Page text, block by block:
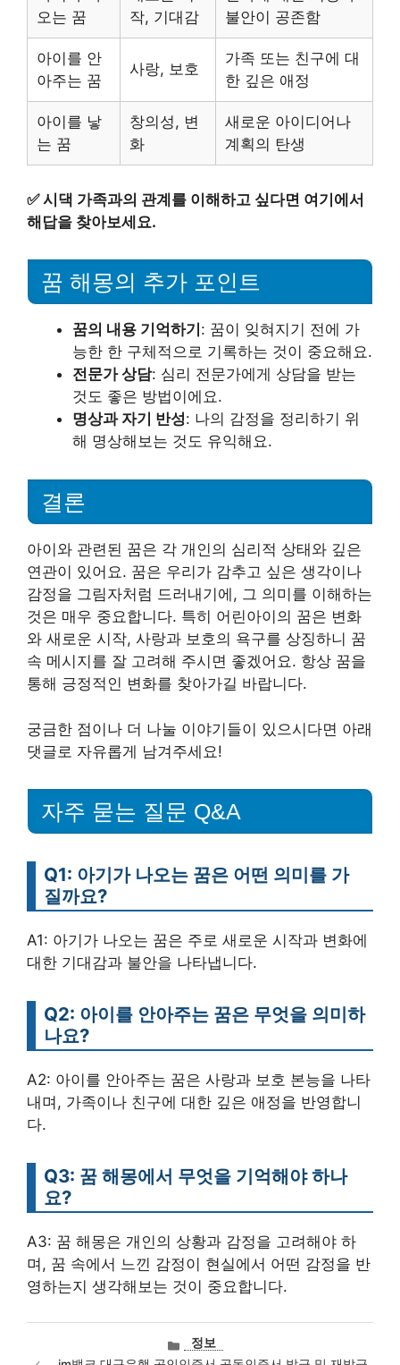
오는 꿈
작, 기대감
불안이 공존함
아이를 안
아주는 꿈
사랑, 보호
가족 또는 친구에 대
한 깊은 애정
아이를 낳
는 꿈
창의성, 변
화
새로운 아이디어나
계획의 탄생
✅시댁 가족과의 관계를 이해하고 싶다면 여기에서
해답을 찾아보세요.
꿈 해몽의 추가 포인트
꿈의 내용 기억하기 : 꿈이 잊혀지기 전에 가
능한 한 구체적으로 기록하는 것이 중요해요.
전문가 상담: 심리 전문가에게 상담을 받는
것도 좋은 방법이에요.
명상과 자기 반성: 나의 감정을 정리하기 위
해 명상해보는 것도 유익해요.
결론
아이와 관련된 꿈은 각 개인의 심리적 상태와 깊은
연관이 있어요. 꿈은 우리가 감추고 싶은 생각이나
감정을 그림자처럼 드러내기에, 그 의미를 이해하는
것은 매우 중요합니다. 특히 어린아이의 꿈은 변화
와 새로운 시작, 사랑과 보호의 욕구를 상징하니 꿈
속 메시지를 잘 고려해 주시면 좋겠어요. 항상 꿈을
통해 긍정적인 변화를 찾아가길 바랍니다.
궁금한 점이나 더 나눌 이야기들이 있으시다면 아래
댓글로 자유롭게 남겨주세요!
자주 묻는 질문 Q&A
Q1: 아기가 나오는 꿈은 어떤 의미를 가
질까요?
A1: 아기가 나오는 꿈은 주로 새로운 시작과 변화에
대한 기대감과 불안을 나타냅니다.
Q2: 아이를 안아주는 꿈은 무엇을 의미하
나요?
A2: 아이를 안아주는 꿈은 사랑과 보호 본능을 나타
내며, 가족이나 친구에 대한 깊은 애정을 반영합니
다.
Q3: 꿈 해몽에서 무엇을 기억해야 하나
요?
A3: 꿈 해몽은 개인의 상황과 감정을 고려해야 하
며, 꿈 속에서 느낀 감정이 현실에서 어떤 감정을 반
영하는지 생각해보는 것이 중요합니다.
카
테
정보